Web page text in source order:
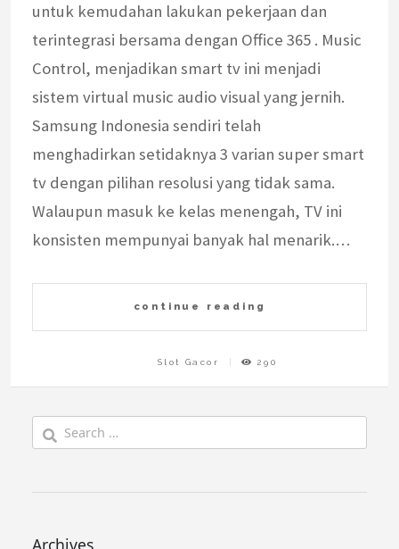
untuk kemudahan lakukan pekerjaan dan
terintegrasi bersama dengan Office 365 . Music
Control, menjadikan smart tv ini menjadi
sistem virtual music audio visual yang jernih.
Samsung Indonesia sendiri telah
menghadirkan setidaknya 3 varian super smart
tv dengan pilihan resolusi yang tidak sama.
Walaupun masuk ke kelas menengah, TV ini
konsisten mempunyai banyak hal menarik.…
continue reading
Slot Gacor 290
Search
for:
Archives